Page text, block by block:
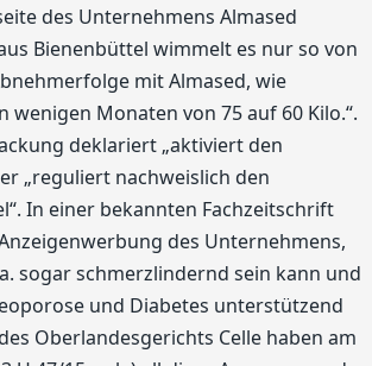
des Unternehmens Almased
Bienenbüttel wimmelt es nur so von
mit Almased, wie
wenigen Monaten von 75 auf 60 Kilo.“.
deklariert „aktiviert den
„reguliert nachweislich den
In einer bekannten Fachzeitschrift
des Unternehmens,
sogar schmerzlindernd sein kann und
und Diabetes unterstützend
Oberlandesgerichts Celle haben am